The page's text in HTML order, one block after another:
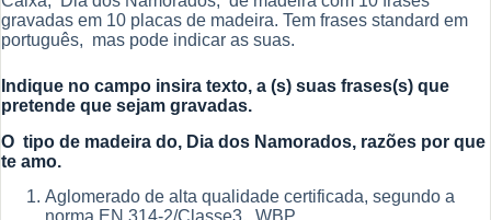
gravadas em 10 placas de madeira. Tem frases standard em
português, mas pode indicar as suas.
Indique no campo insira texto, a (s) suas frases(s) que
pretende que sejam gravadas.
O tipo de madeira do, Dia dos Namorados, razões por que
te amo.
Aglomerado de alta qualidade certificada, segundo a